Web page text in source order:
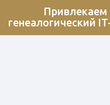
Привлекаем
генеалогический